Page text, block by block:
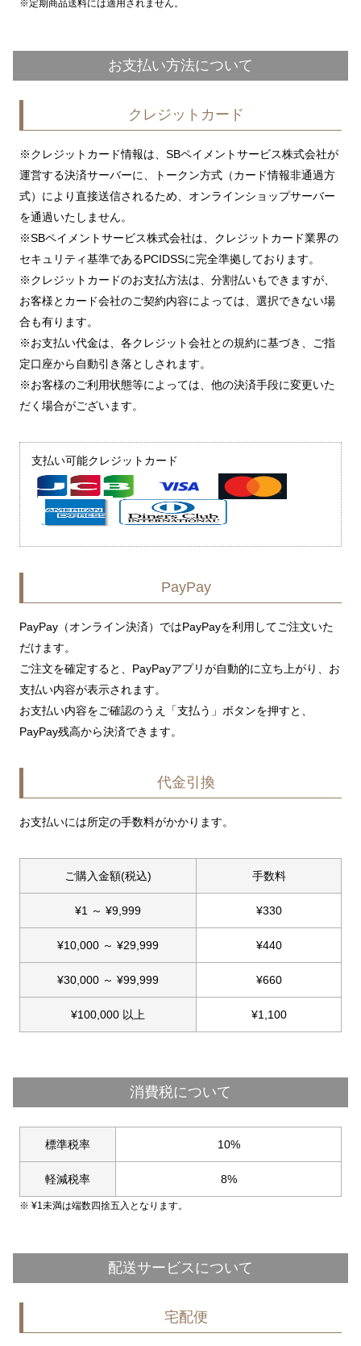
定期商品送料には適用されません。
お支払い方法について
クレジットカード
※クレジットカード情報は、SBペイメントサービス株式会社が
運営する決済サーバーに、トークン方式（カード情報非通過方
式）により直接送信されるため、オンラインショップサーバー
を通過いたしません。
※SBペイメントサービス株式会社は、クレジットカード業界の
セキュリティ基準であるPCIDSSに完全準拠しております。
※クレジットカードのお支払方法は、分割払いもできますが、
お客様とカード会社のご契約内容によっては、選択できない場
合も有ります。
※お支払い代金は、各クレジット会社との規約に基づき、ご指
定口座から自動引き落としされます。
※お客様のご利用状態等によっては、他の決済手段に変更いた
だく場合がございます。
支払い可能クレジットカード
PayPay
PayPay（オンライン決済）ではPayPayを利用してご注文いた
だけます。
ご注文を確定すると、PayPayアプリが自動的に立ち上がり、お
支払い内容が表示されます。
お支払い内容をご確認のうえ「支払う」ボタンを押すと、
PayPay残高から決済できます。
代金引換
お支払いには所定の手数料がかかります。
ご購入金額(税込) 手数料
¥1 ～ ¥9,999 ¥330
¥10,000 ～ ¥29,999 ¥440
¥30,000 ～ ¥99,999 ¥660
¥100,000 以上 ¥1,100
消費税について
標準税率 10%
軽減税率 8%
¥1 未満は端数四捨五入となります。
配送サービスについて
宅配便